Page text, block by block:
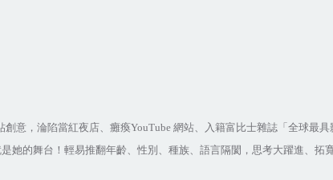
創意，淪陷當紅夜店、癱瘓YouTube 網站、入籍富比士雜誌「全球最
她的舞台！輕易推翻年齡、性別、種族、語言隔閡，思考大躍進、拓